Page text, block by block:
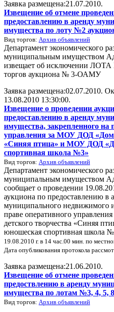
Заявка размещена:21.07.2010.
Извещение об отмене
предоставлению в аренду
имущества по лоту №2
Вид торгов: Архив объявлений
Департамент экономического
муниципальным имуществом
извещает об исключении ЛОТА
торгов аукциона № 3-ОАМУ
Заявка размещена:02.07.2010.
13.08.2010 13:30:00.
Извещение о проведении
предоставлению в аренду
имущества, закрепленного на
управления за МОУ ДОД «Дом
«Синяя птица» и МОУ ДОД
спортивная школа №3»
Вид торгов: Архив объявлений
Департамент экономического
муниципальным имуществом
сообщает о проведении
аукциона по предоставлению в
муниципального недвижимого
праве оперативного
детского творчества «Синяя
юношеская спортивная школа
19.08.2010 г. в 14 час.00 мин. по
Дата опубликования протокола
Заявка размещена:21.06.2010.
Извещение об отмене
предоствлению в аренду
имущества по лотам №3, 4,
Вид торгов: Архив объявлений